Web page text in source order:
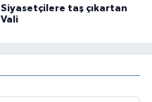
Siyasetçilere taş çıkartan
Vali